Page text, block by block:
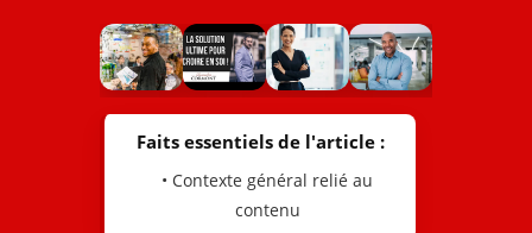
Faits essentiels de l'article :
• Contexte général relié au
contenu